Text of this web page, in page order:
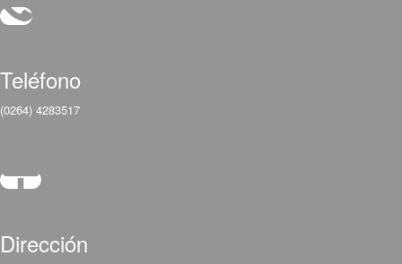
Teléfono
(0264) 4283517
Dirección